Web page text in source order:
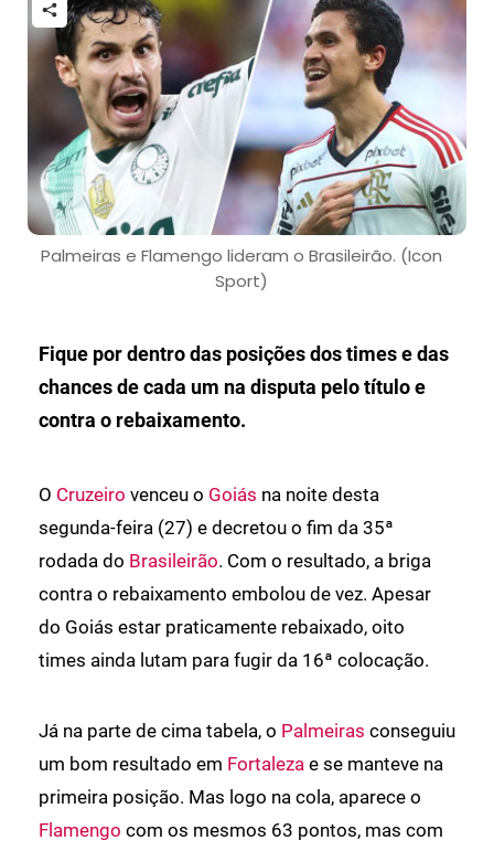
Palmeiras e Flamengo lideram o Brasileirão. (Icon
Sport)
Fique por dentro das posições dos times e das
chances de cada um na disputa pelo título e
contra o rebaixamento.
O Cruzeiro venceu o Goiás na noite desta
segunda-feira (27) e decretou o fim da 35ª
rodada do Brasileirão. Com o resultado, a briga
contra o rebaixamento embolou de vez. Apesar
do Goiás estar praticamente rebaixado, oito
times ainda lutam para fugir da 16ª colocação.
Já na parte de cima tabela, o Palmeiras conseguiu
um bom resultado em Fortaleza e se manteve na
primeira posição. Mas logo na cola, aparece o
Flamengo com os mesmos 63 pontos, mas com